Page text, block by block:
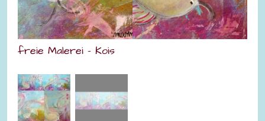
freie Malerei - Kois